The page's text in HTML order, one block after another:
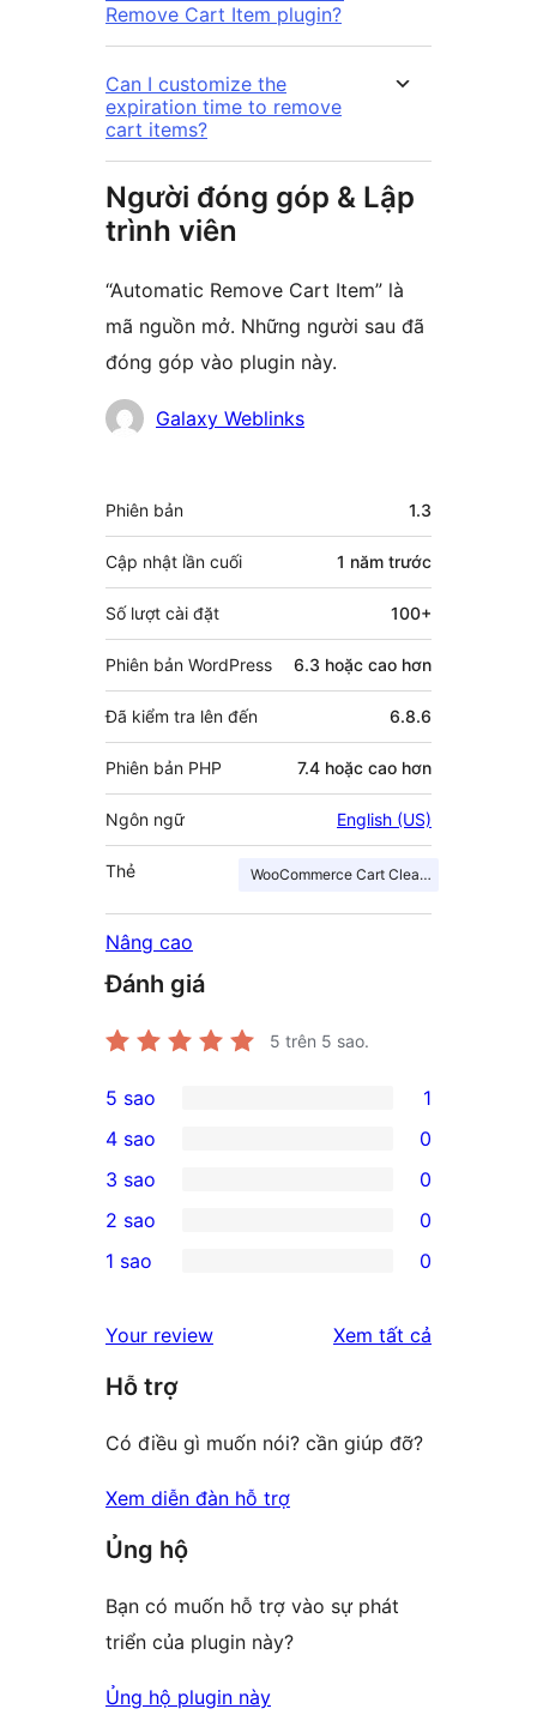
Remove Cart Item plugin?
Can I customize the
expiration time to remove
cart items?
Người đóng góp & Lập
trình viên
“Automatic Remove Cart Item” là
mã nguồn mở. Những người sau đã
đóng góp vào plugin này.
Những
góp
Galaxy Weblinks
Meta
Phiên bản 1.3
Cập nhật lần cuối 1 năm trước
Số lượt cài đặt 100+
Phiên bản WordPress 6.3 hoặc cao hơn
Đã kiểm tra lên đến 6.8.6
Phiên bản PHP 7.4 hoặc cao hơn
Ngôn ngữ English (US)
Thẻ WooCommerce Cart Cleanup
Nâng cao
Đánh giá
5 trên 5 sao.
1
5-
star
review
5 sao 1
4-
star
reviews
4 sao 0
0
3-
star
3 sao 0
2-
reviews
2 sao 0
star
reviews
1 sao 0
Your review Xem tất cả
Hỗ trợ
Có điều gì muốn nói? cần giúp đỡ?
Xem diễn đàn hỗ trợ
Ủng hộ
Bạn có muốn hỗ trợ vào sự phát
triển của plugin này?
Ủng hộ plugin này